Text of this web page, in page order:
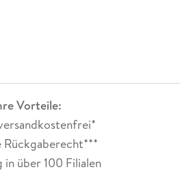
Vorteile:
Rückgaberecht***
in über 100 Filialen